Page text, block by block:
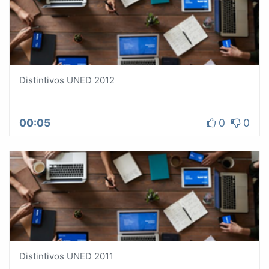
Distintivos UNED 2012
00:05 0 0
Distintivos UNED 2011